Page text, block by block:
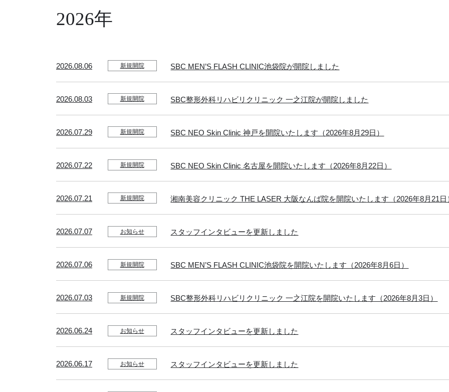
2026年
2026.08.06 新規開院 SBC MEN’S FLASH CLINIC池袋院が開院しました
2026.08.03 新規開院 SBC整形外科リハビリクリニック 一之江院が開院しました
2026.07.29 新規開院 SBC NEO Skin Clinic 神戸を開院いたします（2026年8月29日）
2026.07.22 新規開院 SBC NEO Skin Clinic 名古屋を開院いたします（2026年8月22日）
2026.07.21 新規開院 湘南美容クリニック THE LASER 大阪なんば院を開院いたします（2026年8月21日
2026.07.07 お知らせ スタッフインタビューを更新しました
2026.07.06 新規開院 SBC MEN’S FLASH CLINIC池袋院を開院いたします（2026年8月6日）
2026.07.03 新規開院 SBC整形外科リハビリクリニック 一之江院を開院いたします（2026年8月3日）
2026.06.24 お知らせ スタッフインタビューを更新しました
2026.06.17 お知らせ スタッフインタビューを更新しました